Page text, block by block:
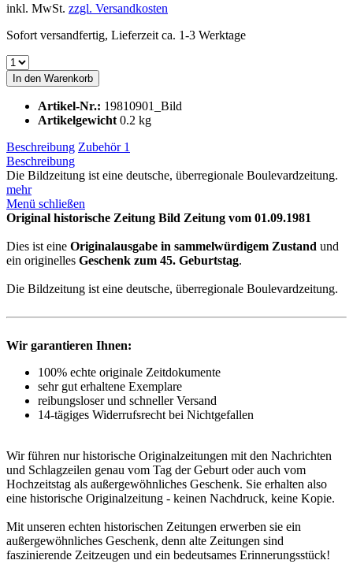
inkl. MwSt. zzgl. Versandkosten
Sofort versandfertig, Lieferzeit ca. 1-3 Werktage
In den Warenkorb
Artikel-Nr.: 19810901_Bild
Artikelgewicht 0.2 kg
Beschreibung Zubehör 1
Beschreibung
Die Bildzeitung ist eine deutsche, überregionale Boulevardzeitung.
mehr
Menü schließen
Original historische Zeitung Bild Zeitung vom 01.09.1981
Dies ist eine Originalausgabe in sammelwürdigem Zustand und
ein originelles Geschenk zum 45. Geburtstag.
Die Bildzeitung ist eine deutsche, überregionale Boulevardzeitung.
Wir garantieren Ihnen:
100% echte originale Zeitdokumente
sehr gut erhaltene Exemplare
reibungsloser und schneller Versand
14-tägiges Widerrufsrecht bei Nichtgefallen
Wir führen nur historische Originalzeitungen mit den Nachrichten
und Schlagzeilen genau vom Tag der Geburt oder auch vom
Hochzeitstag als außergewöhnliches Geschenk. Sie erhalten also
eine historische Originalzeitung - keinen Nachdruck, keine Kopie.
Mit unseren echten historischen Zeitungen erwerben sie ein
außergewöhnliches Geschenk, denn alte Zeitungen sind
faszinierende Zeitzeugen und ein bedeutsames Erinnerungsstück!